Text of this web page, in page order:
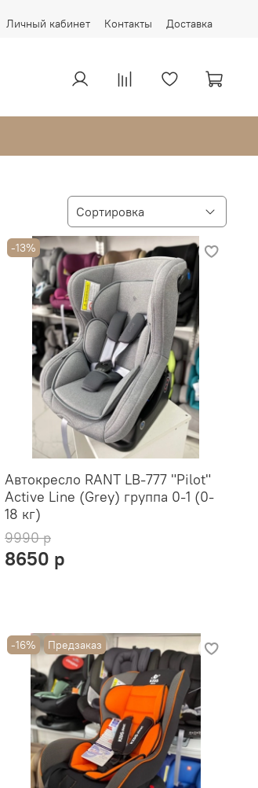
Личный кабинет Контакты Доставка
-13%
Автокресло RANT LB-777 "Pilot"
Active Line (Grey) группа 0-1 (0-
18 кг)
9990 р
8650 р
-16% Предзаказ